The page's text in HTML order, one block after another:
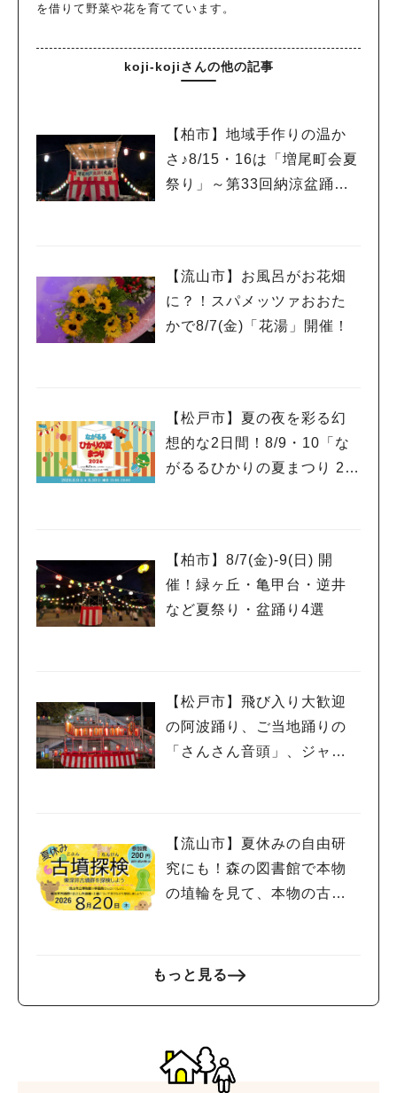
を借りて野菜や花を育てています。
koji-kojiさんの他の記事
【柏市】地域手作りの温か
さ♪8/15・16は「増尾町会夏
祭り」～第33回納涼盆踊り
【流山市】お風呂がお花畑
に？！スパメッツァおおた
かで8/7(金)「花湯」開催！
【松戸市】夏の夜を彩る幻
想的な2日間！8/9・10「な
がるるひかりの夏まつり 20
【柏市】8/7(金)‐9(日) 開
催！緑ヶ丘・亀甲台・逆井
など夏祭り・盆踊り4選
【松戸市】飛び入り大歓迎
の阿波踊り、ご当地踊りの
「さんさん音頭」、ジャ
【流山市】夏休みの自由研
究にも！森の図書館で本物
の埴輪を見て、本物の古墳
もっと見る